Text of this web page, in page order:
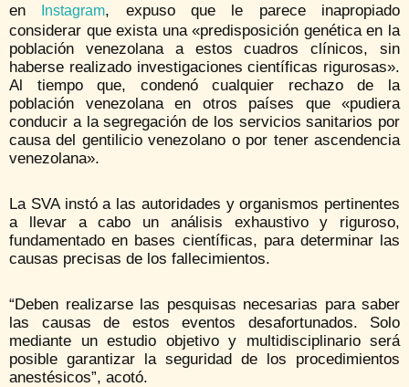
en
Instagram, expuso que le parece inapropiado
considerar que exista una «predisposición genética en la
población venezolana a estos cuadros clínicos, sin
haberse realizado investigaciones científicas rigurosas».
Al tiempo que, condenó cualquier rechazo de la
población venezolana en otros países que «pudiera
conducir a la segregación de los servicios sanitarios por
causa del gentilicio venezolano o por tener ascendencia
venezolana».
La SVA instó a las autoridades y organismos pertinentes
a llevar a cabo un análisis exhaustivo y riguroso,
fundamentado en bases científicas, para determinar las
causas precisas de los fallecimientos.
“Deben realizarse las pesquisas necesarias para saber
las causas de estos eventos desafortunados. Solo
mediante un estudio objetivo y multidisciplinario será
posible garantizar la seguridad de los procedimientos
anestésicos”, acotó.